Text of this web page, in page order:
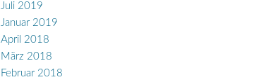
Juli 2019
Januar 2019
April 2018
März 2018
Februar 2018